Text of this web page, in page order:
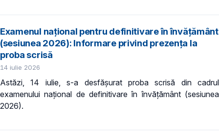
Examenul național pentru definitivare în învățământ
(sesiunea 2026): Informare privind prezența la
proba scrisă
14 iulie 2026
Astăzi, 14 iulie, s-a desfășurat proba scrisă din cadrul
examenului național de definitivare în învățământ (sesiunea
2026).